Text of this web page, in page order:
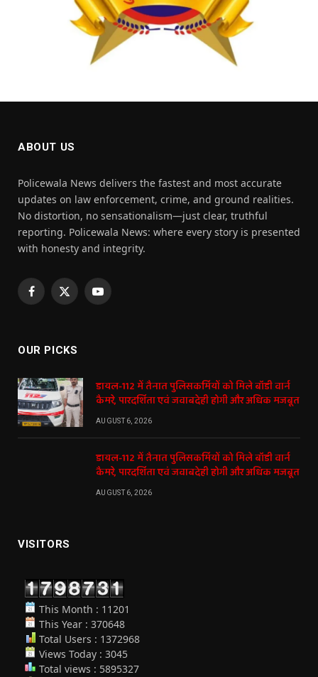
ABOUT US
Policewala News delivers the fastest and most accurate
updates on law enforcement, crime, and ground realities.
No distortion, no sensationalism—just clear, truthful
reporting. Policewala News: where every story is presented
with honesty and integrity.
Facebook
X
YouTube
OUR PICKS
डायल-112 में तैनात पुलिसकर्मियों को मिले बॉडी वार्न
कैमरे, पारदर्शिता एवं जवाबदेही होगी और अधिक मजबूत
AUGUST 6, 2026
डायल-112 में तैनात पुलिसकर्मियों को मिले बॉडी वार्न
कैमरे, पारदर्शिता एवं जवाबदेही होगी और अधिक मजबूत
AUGUST 6, 2026
VISITORS
This Month : 11201
This Year : 370648
Total Users : 1372968
Views Today : 3045
Total views : 5895327